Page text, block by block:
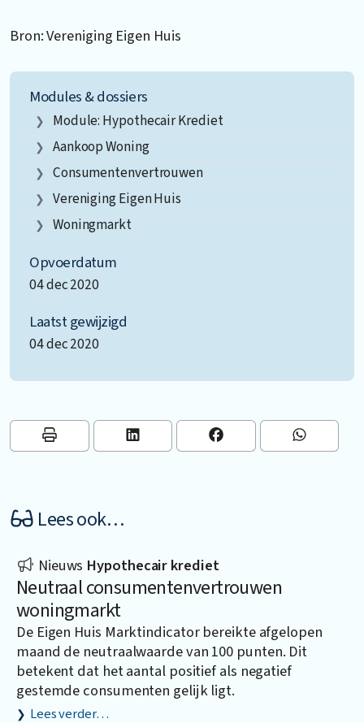
Bron: Vereniging Eigen Huis
Modules & dossiers
Module: Hypothecair Krediet
Aankoop Woning
Consumentenvertrouwen
Vereniging Eigen Huis
Woningmarkt
Opvoerdatum
04 dec 2020
Laatst gewijzigd
04 dec 2020
Lees ook…
Nieuws Hypothecair krediet
Neutraal consumentenvertrouwen
woningmarkt
De Eigen Huis Marktindicator bereikte afgelopen
maand de neutraalwaarde van 100 punten. Dit
betekent dat het aantal positief als negatief
gestemde consumenten gelijk ligt.
Lees verder…